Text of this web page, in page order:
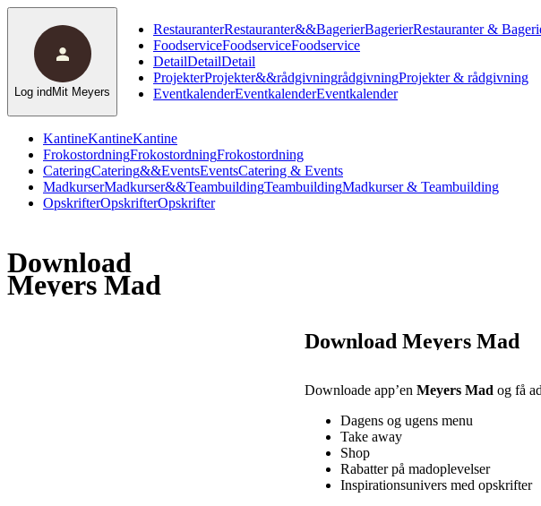
KantineKantineKantine
FrokostordningFrokostordningFrokostordning
CateringCatering&&EventsEventsCatering & Events
MadkurserMadkurser&&TeambuildingTeambuildingMadkurser & Teambuilding
OpskrifterOpskrifterOpskrifter
RestauranterRestauranter&&BagerierBagerierRestauranter &
FoodserviceFoodserviceFoodservice
DetailDetailDetail
ProjekterProjekter&&rådgivningrådgivningProjekter & rådgivning
EventkalenderEventkalenderEventkalender
Log ind Mit Meyers
Download
Meyers Mad
Download Meyers Mad
Downloade app’en Meyers Mad og få
Dagens og ugens menu
Take away
Shop
Rabatter på madoplevelser
Inspirationsunivers med opskrifter